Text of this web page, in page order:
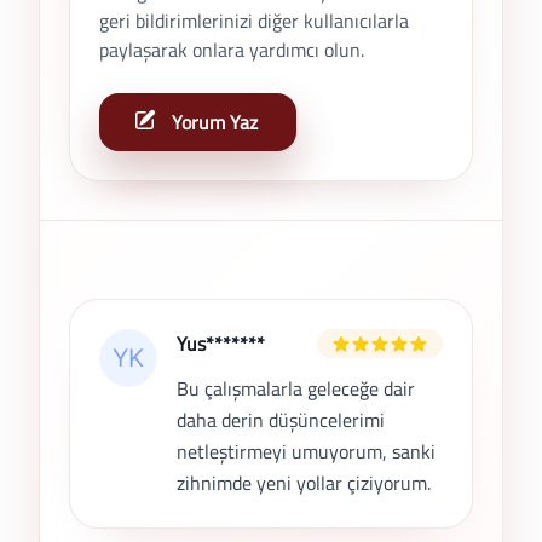
KATILIMLAR Otizm ve özel eğitim alanında eğitim
programları Üniversite ve kurum iş birlikleriyle
gerçekleştirilen eğitimler Eğitici eğitimi ve süpervizyon
süreçleri Ailelere yönelik danışmanlık ve bilgilendirme
geri bildirimlerinizi diğer kullanıcılarla
paylaşarak onlara yardımcı olun.
Yorum Yaz
Son Yorumlar
Yus*******
Bu çalışmalarla geleceğe dair
daha derin düşüncelerimi
netleştirmeyi umuyorum, sanki
zihnimde yeni yollar çiziyorum.